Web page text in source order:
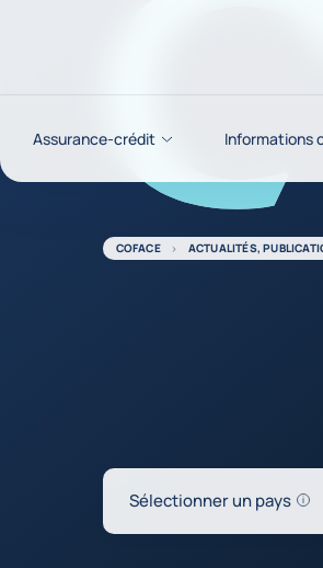
Assurance-crédit Informations
COFACE ACTUALITÉS,
Sélectionner un pays